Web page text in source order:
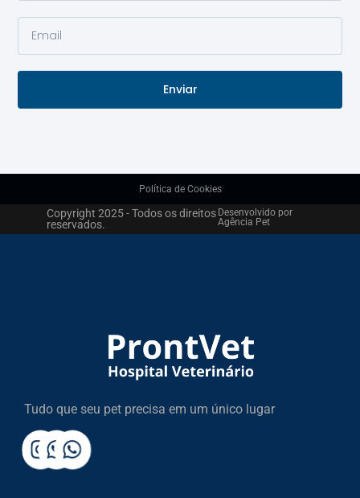
Enviar
Política de Cookies
Copyright 2025 - Todos os direitos
reservados.
Desenvolvido por
Agência Pet
Tudo que seu pet precisa em um único lugar